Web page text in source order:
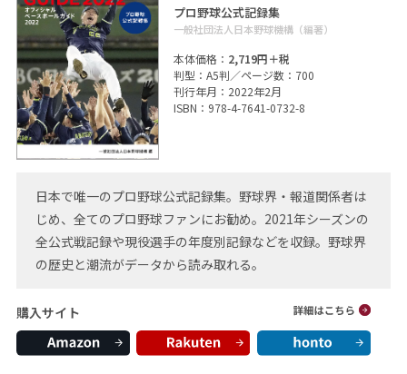
プロ野球公式記録集
一般社団法人日本野球機構（編著）
本体価格： 2,719円＋税
判型：A5判／ページ数：700
刊行年月：2022年2月
ISBN：978-4-7641-0732-8
日本で唯一のプロ野球公式記録集。野球界・報道関係者は
じめ、全てのプロ野球ファンにお勧め。2021年シーズンの
全公式戦記録や現役選手の年度別記録などを収録。野球界
の歴史と潮流がデータから読み取れる。
購入サイト